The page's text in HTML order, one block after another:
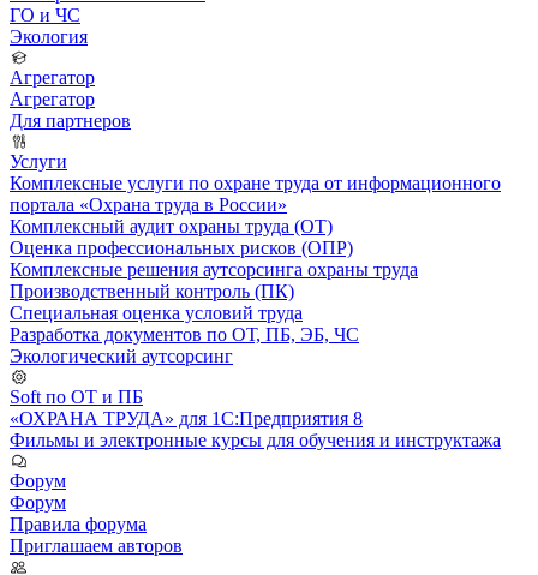
ГО и ЧС
Экология
Агрегатор
Агрегатор
Для партнеров
Услуги
Комплексные услуги по охране труда от информационного
портала «Охрана труда в России»
Комплексный аудит охраны труда (ОТ)
Оценка профессиональных рисков (ОПР)
Комплексные решения аутсорсинга охраны труда
Производственный контроль (ПК)
Специальная оценка условий труда
Разработка документов по ОТ, ПБ, ЭБ, ЧС
Экологический аутсорсинг
Soft по ОТ и ПБ
«ОХРАНА ТРУДА» для 1С:Предприятия 8
Фильмы и электронные курсы для обучения и инструктажа
Форум
Форум
Правила форума
Приглашаем авторов